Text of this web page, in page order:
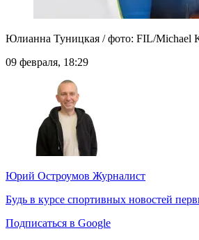
Юлианна Туницкая / фото: FIL/Michael
09 февраля, 18:29
Юрий Остроумов Журналист
Будь в курсе спортивных новостей
Подписаться в Google